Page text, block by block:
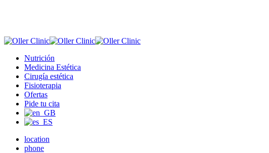
content
Menu
Nutrición
Medicina Estética
Cirugía estética
Fisioterapia
Ofertas
Pide tu cita
location
phone